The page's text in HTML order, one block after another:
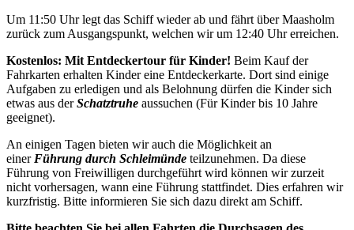
Um 11:50 Uhr legt das Schiff wieder ab und fährt über Maasholm
zurück zum Ausgangspunkt, welchen wir um 12:40 Uhr erreichen.
Kostenlos: Mit Entdeckertour für Kinder! Beim Kauf der
Fahrkarten erhalten Kinder eine Entdeckerkarte. Dort sind einige
Aufgaben zu erledigen und als Belohnung dürfen die Kinder sich
etwas aus derSchatztruhe aussuchen (Für Kinder bis 10 Jahre
geeignet).
An einigen Tagen bieten wir auch die Möglichkeit an
einer Führung durch Schleimünde teilzunehmen. Da diese
Führung von Freiwilligen durchgeführt wird können wir zurzeit
nicht vorhersagen, wann eine Führung stattfindet. Dies erfahren wir
kurzfristig. Bitte informieren Sie sich dazu direkt am Schiff.